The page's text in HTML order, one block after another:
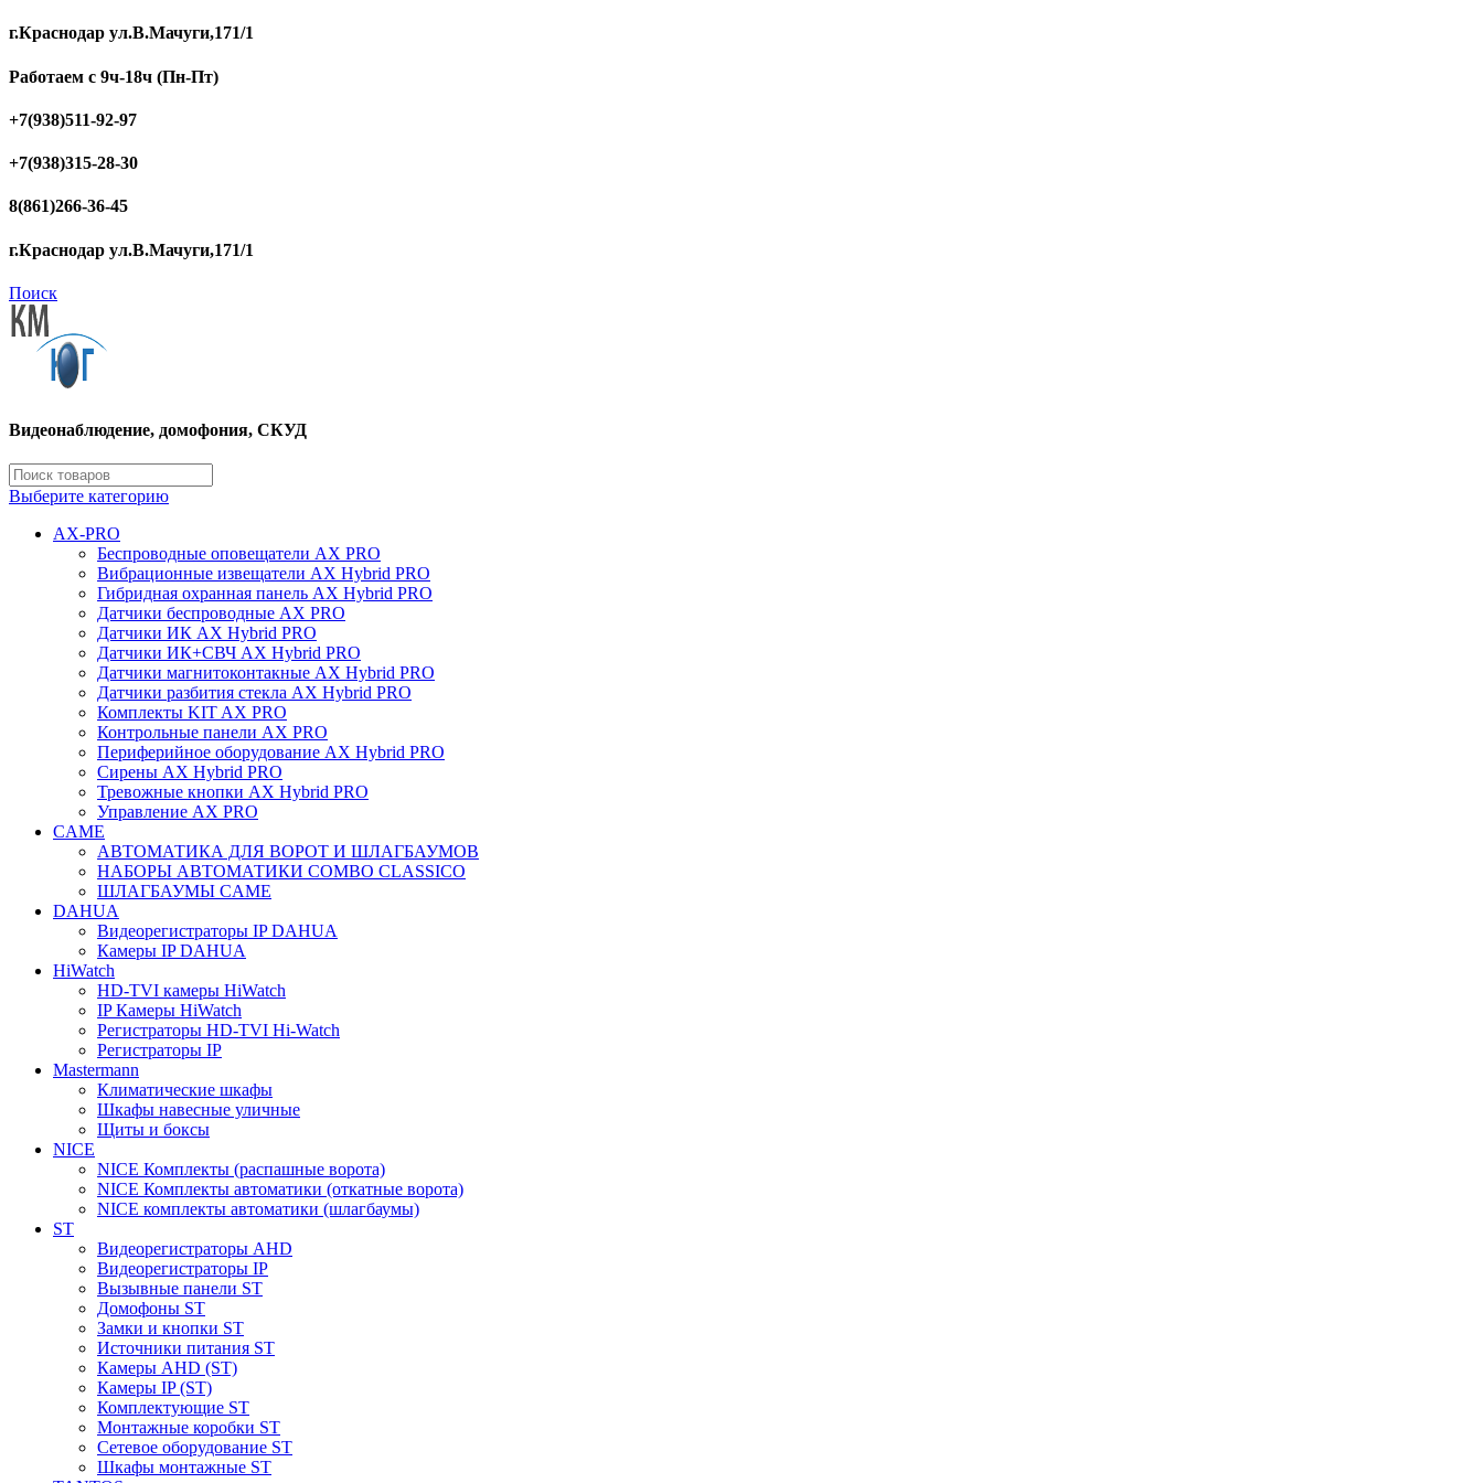
г.Краснодар ул.В.Мачуги,171/1
Работаем с 9ч-18ч (Пн-Пт)
+7(938)511-92-97
+7(938)315-28-30
8(861)266-36-45
г.Краснодар ул.В.Мачуги,171/1
Поиск
Видеонаблюдение, домофония, СКУД
Выберите категорию
AX-PRO
Беспроводные оповещатели AX PRO
Вибрационные извещатели AX Hybrid PRO
Гибридная охранная панель AX Hybrid PRO
Датчики беспроводные AX PRO
Датчики ИК AX Hybrid PRO
Датчики ИК+СВЧ AX Hybrid PRO
Датчики магнитоконтакные AX Hybrid PRO
Датчики разбития стекла AX Hybrid PRO
Комплекты KIT AX PRO
Контрольные панели AX PRO
Периферийное оборудование AX Hybrid PRO
Сирены AX Hybrid PRO
Тревожные кнопки AX Hybrid PRO
Управление AX PRO
CAME
АВТОМАТИКА ДЛЯ ВОРОТ И ШЛАГБАУМОВ
НАБОРЫ АВТОМАТИКИ COMBO CLASSICO
ШЛАГБАУМЫ CAME
DAHUA
Видеорегистраторы IP DAHUA
Камеры IP DAHUA
HiWatch
HD-TVI камеры HiWatch
IP Камеры HiWatch
Регистраторы HD-TVI Hi-Watch
Регистраторы IP
Mastermann
Климатические шкафы
Шкафы навесные уличные
Щиты и боксы
NICE
NICE Комплекты (распашные ворота)
NICE Комплекты автоматики (откатные ворота)
NICE комплекты автоматики (шлагбаумы)
ST
Видеорегистраторы AHD
Видеорегистраторы IP
Вызывные панели ST
Домофоны ST
Замки и кнопки ST
Источники питания ST
Камеры AHD (ST)
Камеры IP (ST)
Комплектующие ST
Монтажные коробки ST
Сетевое оборудование ST
Шкафы монтажные ST